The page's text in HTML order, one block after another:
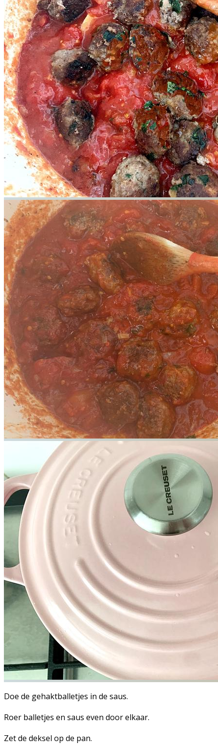
Doe de gehaktballetjes in de saus.
Roer balletjes en saus even door elkaar.
Zet de deksel op de pan.